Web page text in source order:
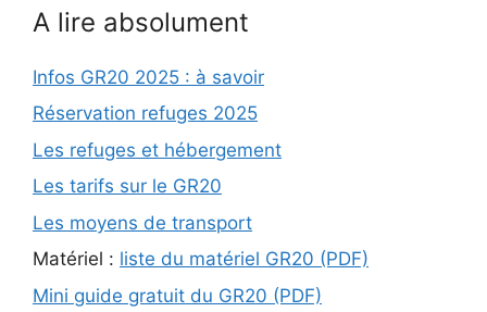
A lire absolument
Infos GR20 2025 : à savoir
Réservation refuges 2025
Les refuges et hébergement
Les tarifs sur le GR20
Les moyens de transport
Matériel : liste du matériel GR20 (PDF)
Mini guide gratuit du GR20 (PDF)